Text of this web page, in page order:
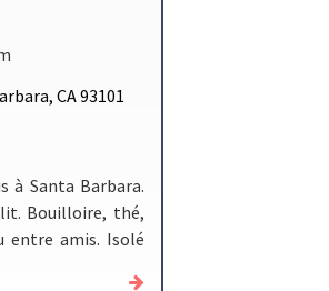
CA 93101
à Santa Barbara.
Bouilloire, thé,
entre amis. Isolé